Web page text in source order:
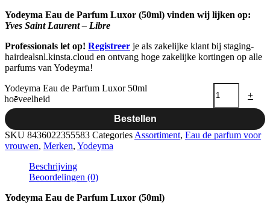
Yodeyma Eau de Parfum Luxor (50ml) vinden wij lijken op:
Yves Saint Laurent – Libre
Professionals let op! Registreer je als zakelijke klant bij staging-
hairdealsnl.kinsta.cloud en ontvang hoge zakelijke kortingen op alle
parfums van Yodeyma!
-
Yodeyma Eau de Parfum Luxor 50ml
hoeveelheid
+
Bestellen
SKU 8436022355583 Categories Assortiment, Eau de parfum voor
vrouwen, Merken, Yodeyma
Beschrijving
Beoordelingen (0)
Yodeyma Eau de Parfum Luxor (50ml)